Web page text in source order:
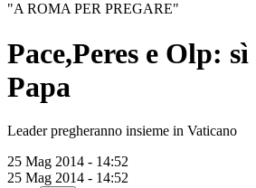
"A ROMA PER PREGARE"
Pace,Peres e Olp:
Papa
Leader pregheranno insieme in Vaticano
25 Mag 2014 - 14:52
25 Mag 2014 - 14:52